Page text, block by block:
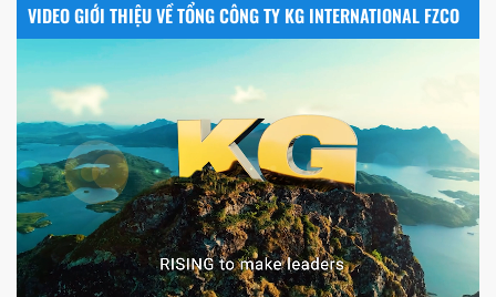
VIDEO GIỚI THIỆU VỀ TỔNG CÔNG TY KG INTERNATIONAL FZCO